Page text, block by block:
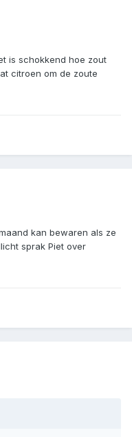
is schokkend hoe zout
citroen om de zoute
kan bewaren als ze
sprak Piet over